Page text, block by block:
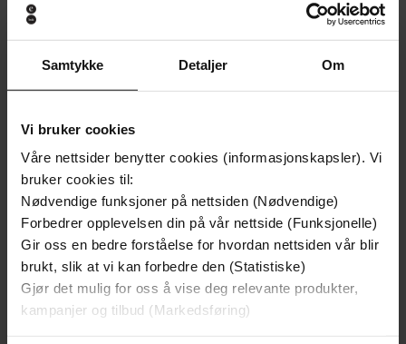
Samtykke Detaljer Om
Vi bruker cookies
Våre nettsider benytter cookies (informasjonskapsler). Vi
bruker cookies til:
Nødvendige funksjoner på nettsiden (Nødvendige)
Forbedrer opplevelsen din på vår nettside (Funksjonelle)
Gir oss en bedre forståelse for hvordan nettsiden vår blir
brukt, slik at vi kan forbedre den (Statistiske)
Gjør det mulig for oss å vise deg relevante produkter,
kampanjer og tilbud (Markedsføring)
Patrick Larkin
EBOK
Andre har også kjøpt
Premium